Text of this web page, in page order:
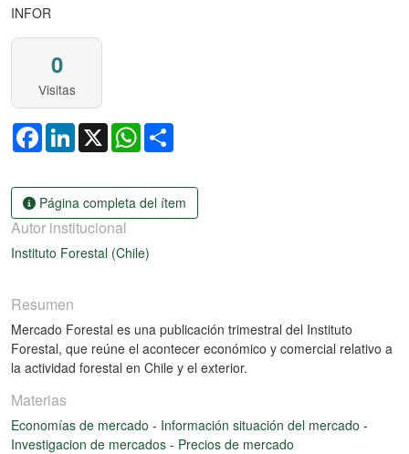
INFOR
0
Visitas
FacebookLinkedIn
X WhatsApp
Página completa del ítem
Autor institucional
Instituto Forestal (Chile)
Resumen
Mercado Forestal es una publicación trimestral del Instituto
Forestal, que reúne el acontecer económico y comercial relativo a
la actividad forestal en Chile y el exterior.
Materias
Economías de mercado - Información situación del mercado -
Investigacion de mercados - Precios de mercado